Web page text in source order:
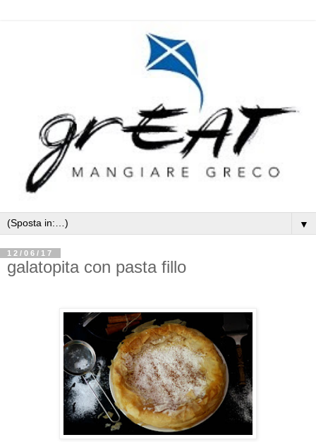
▼
12/06/17
galatopita con pasta fillo